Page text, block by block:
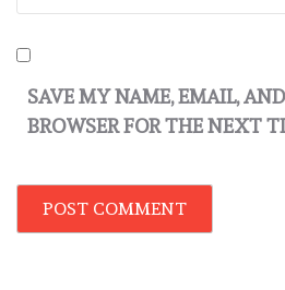
SAVE MY NAME, EMAIL,
BROWSER FOR THE NEXT